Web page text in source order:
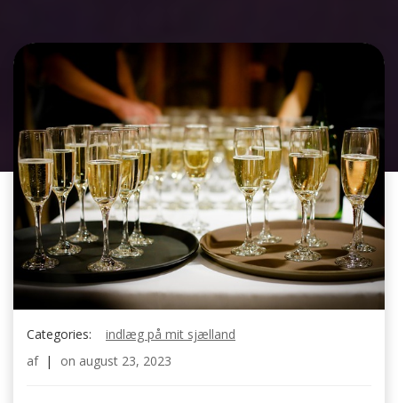
Categories:
indlæg på mit sjælland
af | on august 23, 2023